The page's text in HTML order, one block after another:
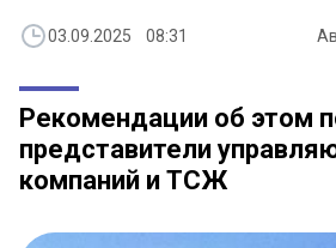
03.09.2025 08:31
Рекомендации об этом
представители
компаний и ТСЖ